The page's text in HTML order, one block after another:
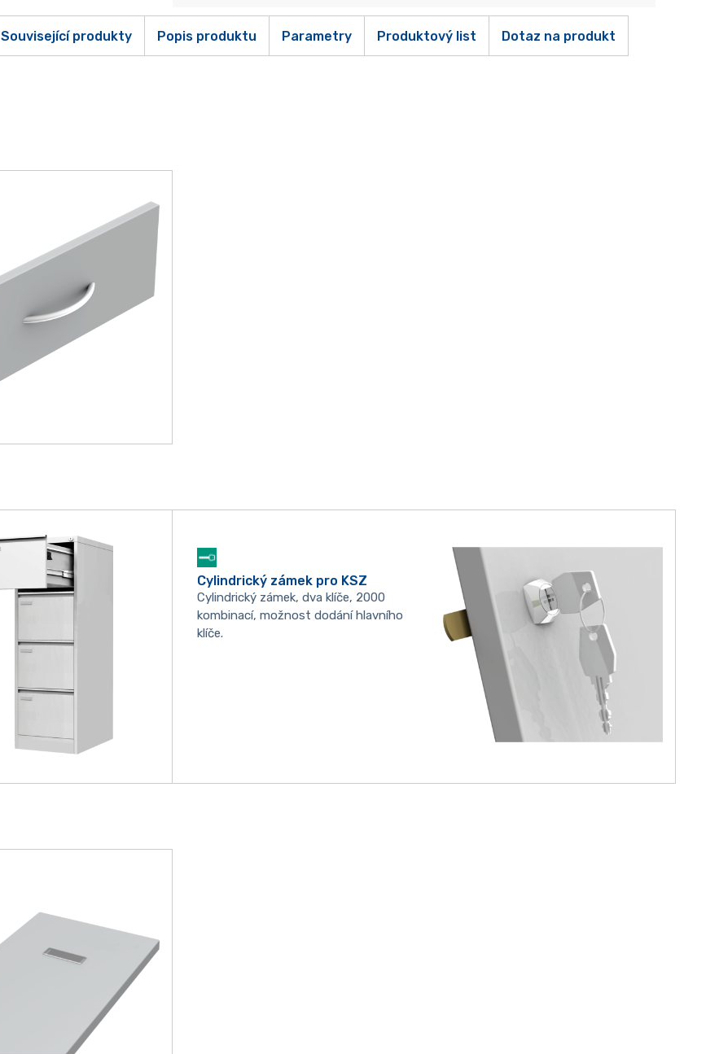
Související produkty Popis produktu Parametry Produktový list Dotaz na produkt
Cylindrický zámek pro KSZ
Cylindrický zámek, dva klíče, 2000
kombinací, možnost dodání hlavního
klíče.